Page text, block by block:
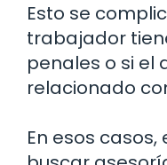
Esto se
trabajador
penales o si el
relacionado
En esos